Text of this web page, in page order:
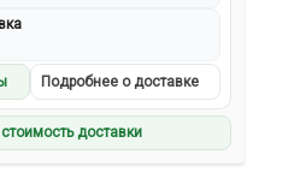
Подробнее о доставке
доставки